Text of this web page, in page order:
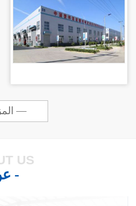
— المزيد —
US
- عن -